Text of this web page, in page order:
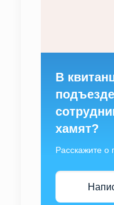
В
хамят?
Расскажите